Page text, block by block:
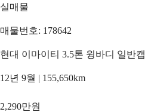
실매물
매물번호: 178642
현대 이마이티 3.5톤 윙바디 일반캡
12년 9월 | 155,650km
2,290만원